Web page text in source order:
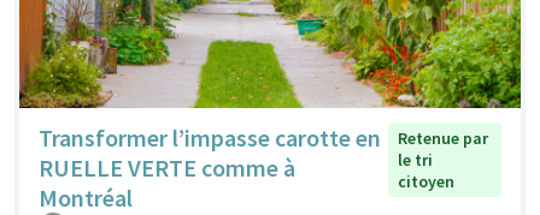
Transformer l’impasse carotte en
RUELLE VERTE comme à
Montréal
Retenue par
le tri
citoyen